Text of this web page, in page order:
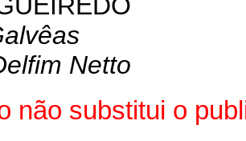
Netto
não substitui o